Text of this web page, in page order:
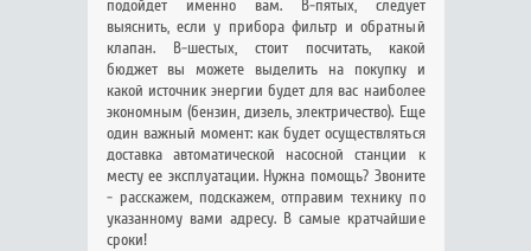
подойдет именно вам. В-пятых, следует
выяснить, если у прибора фильтр и обратный
клапан. В-шестых, стоит посчитать, какой
бюджет вы можете выделить на покупку и
какой источник энергии будет для вас наиболее
экономным (бензин, дизель, электричество). Еще
один важный момент: как будет осуществляться
доставка автоматической насосной станции к
месту ее эксплуатации. Нужна помощь? Звоните
- расскажем, подскажем, отправим технику по
указанному вами адресу. В самые кратчайшие
сроки!